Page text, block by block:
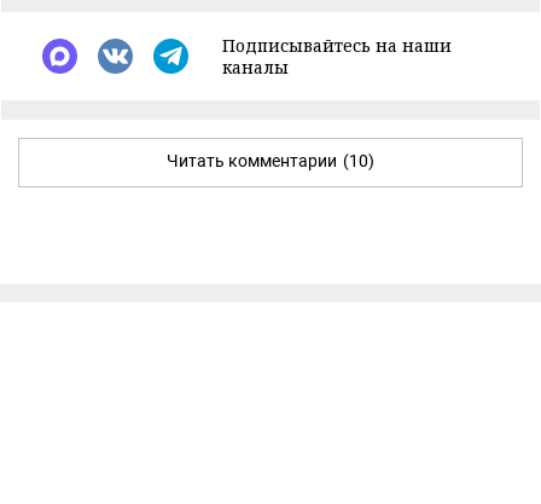
Подписывайтесь на наши
каналы
Читать комментарии (10)